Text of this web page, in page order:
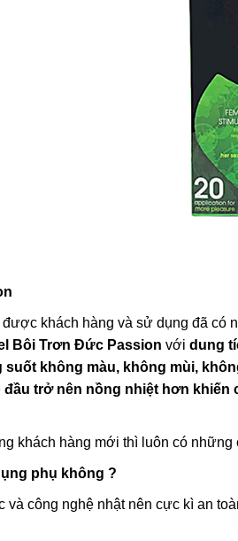
khách hàng và sử dụng đã
Bôi Trơn Đức Passion với dung
suốt không màu, không mùi,
đầu trở nên nồng nhiệt hơn
khách hàng mới thì luôn có những
phụ không ?
công nghệ nhật nên cực kì an